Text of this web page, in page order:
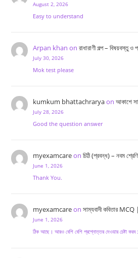
August 2, 2026
Easy to understand
Arpan khan on রাধারাণী গল্প – বিষয়বস্তু
July 30, 2026
Mok test please
kumkum bhattachraryaon আকাশে
July 28, 2026
Good the question answer
myexamcareon চিঠি (প্রবন্ধ) – নবম
June 1, 2026
Thank You.
myexamcareon সাম্যবাদী কবিতার MCQ
June 1, 2026
ঠিক আছে। আরও বেশি বেশি প্রশ্নোত্তর দেওয়ার চেষ্টা